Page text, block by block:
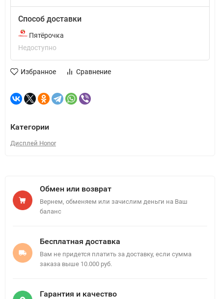
Способ доставки
Пятёрочка
Недоступно
Избранное Сравнение
Категории
Дисплей Honor
Обмен или возврат
Вернем, обменяем или зачислим деньги на Ваш
баланс
Бесплатная доставка
Вам не придется платить за доставку, если сумма
заказа выше 10.000 руб.
Гарантия и качество